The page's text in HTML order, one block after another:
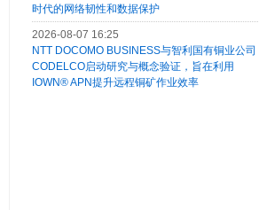
时代的网络韧性和数据保护
2026-08-07 16:25
NTT DOCOMO BUSINESS与智利国有铜业公司
CODELCO启动研究与概念验证，旨在利用
IOWN® APN提升远程铜矿作业效率